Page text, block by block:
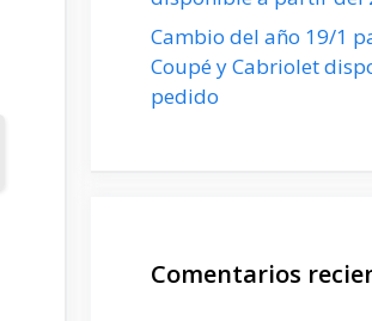
Cambio del año 19/1
Coupé y Cabriolet
pedido
Comentarios